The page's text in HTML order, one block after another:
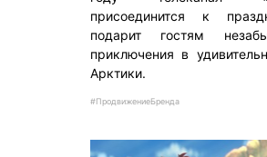
присоединится к
подарит гостям
приключения в
Арктики.
#ПродвижениеБренда